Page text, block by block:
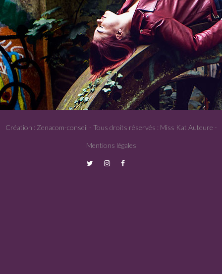
Création : Zenacom-conseil - Tous droits réservés : Miss Kat Auteure -
Mentions légales